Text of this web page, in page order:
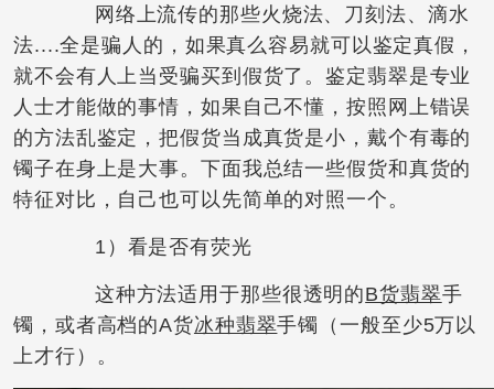
网络上流传的那些火烧法、刀刻法、滴水
法....全是骗人的，如果真么容易就可以鉴定真假，
就不会有人上当受骗买到假货了。鉴定翡翠是专业
人士才能做的事情，如果自己不懂，按照网上错误
的方法乱鉴定，把假货当成真货是小，戴个有毒的
镯子在身上是大事。下面我总结一些假货和真货的
特征对比，自己也可以先简单的对照一个。
1）看是否有荧光
这种方法适用于那些很透明的B货翡翠手
镯，或者高档的A货冰种翡翠手镯（一般至少5万以
上才行）。